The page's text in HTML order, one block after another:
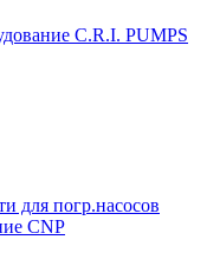
C.R.I. PUMPS
для погр.насосов
CNP